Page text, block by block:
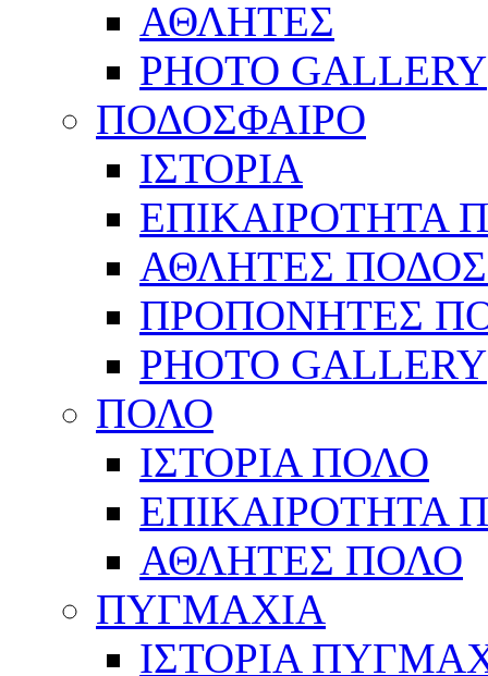
ΑΘΛΗΤΕΣ
PHOTO GALLERY
ΠΟΔΟΣΦΑΙΡΟ
ΙΣΤΟΡΙΑ
ΕΠΙΚΑΙΡΟΤΗΤΑ
ΑΘΛΗΤΕΣ
ΠΡΟΠΟΝΗΤΕΣ
PHOTO GALLERY
ΠΟΛΟ
ΙΣΤΟΡΙΑ ΠΟΛΟ
ΕΠΙΚΑΙΡΟΤΗΤΑ
ΑΘΛΗΤΕΣ ΠΟΛΟ
ΠΥΓΜΑΧΙΑ
ΙΣΤΟΡΙΑ